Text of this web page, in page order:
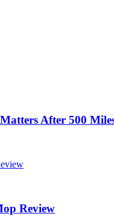
After 500
Review